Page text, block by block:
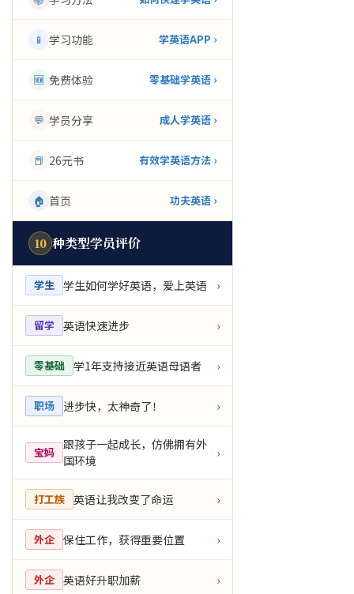
📱 学习功能 学英语APP ›
🆕 免费体验 零基础学英语 ›
💬 学员分享 成人学英语 ›
📕 26元书 有效学英语方法 ›
🏠 首页 功夫英语 ›
10 种类型学员评价
学生 学生如何学好英语，爱上英语 ›
留学 英语快速进步 ›
零基础 学1年支持接近英语母语者 ›
职场 进步快，太神奇了！ ›
宝妈
跟孩子一起成长，仿佛拥有外
国环境
›
打工族 英语让我改变了命运 ›
外企 保住工作，获得重要位置 ›
外企 英语好升职加薪 ›